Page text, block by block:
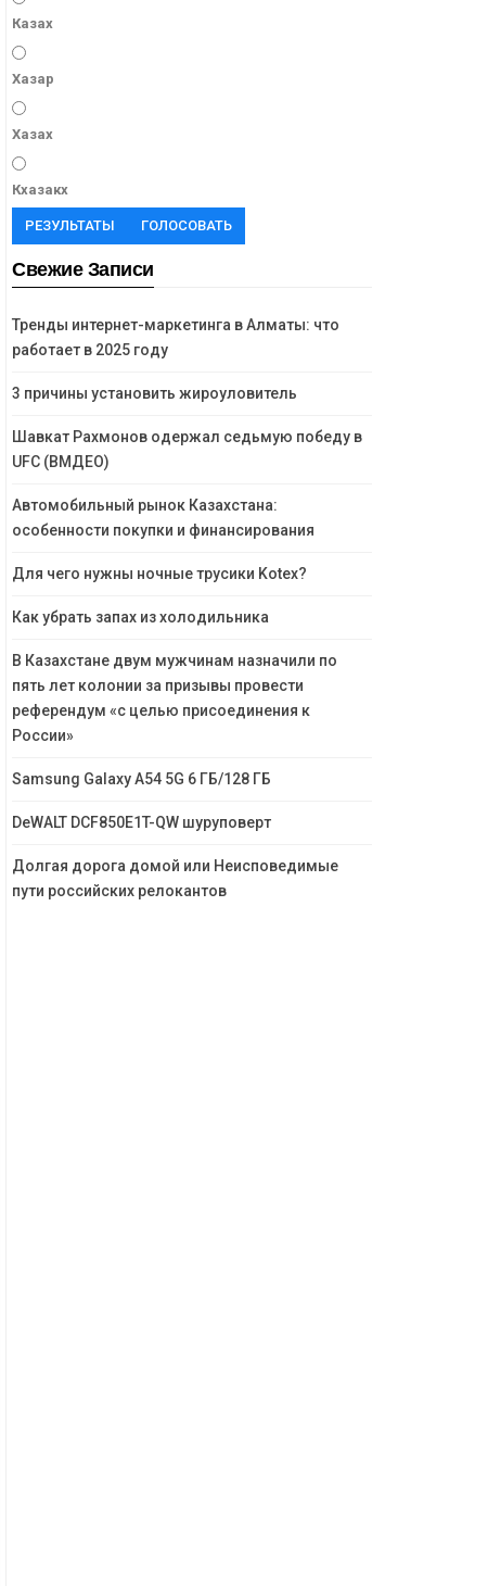
Казах
Хазар
Хазах
Кхазакх
РЕЗУЛЬТАТЫ ГОЛОСОВАТЬ
Свежие Записи
Тренды интернет-маркетинга в Алматы: что
работает в 2025 году
3 причины установить жироуловитель
Шавкат Рахмонов одержал седьмую победу в
UFC (ВМДЕО)
Автомобильный рынок Казахстана:
особенности покупки и финансирования
Для чего нужны ночные трусики Kotex?
Как убрать запах из холодильника
В Казахстане двум мужчинам назначили по
пять лет колонии за призывы провести
референдум «с целью присоединения к
России»
Samsung Galaxy A54 5G 6 ГБ/128 ГБ
DeWALT DCF850E1T-QW шуруповерт
Долгая дорога домой или Неисповедимые
пути российских релокантов